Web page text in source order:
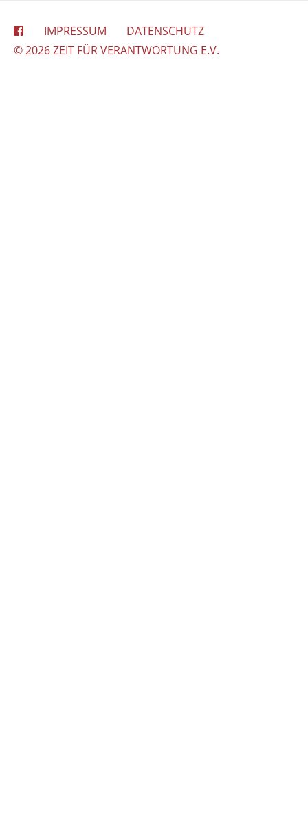
IMPRESSUM
DATENSCHUTZ
© 2026 ZEIT FÜR VERANTWORTUNG E.V.